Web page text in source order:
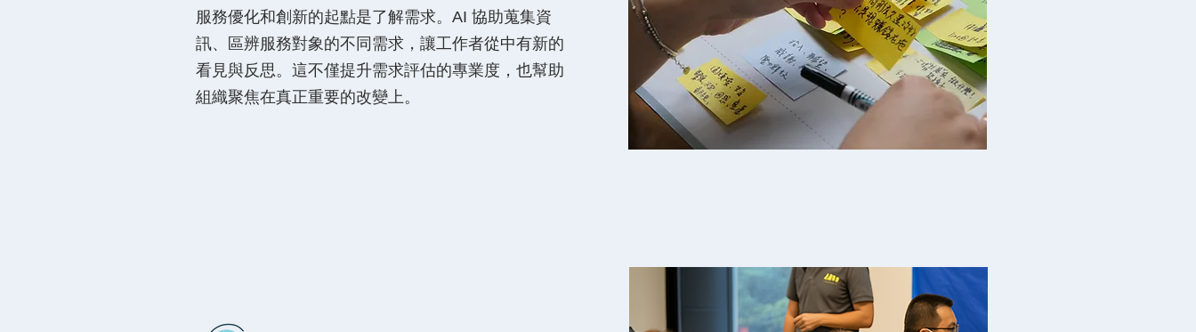
服務優化和創新的起點是了解需求。AI 協助蒐集資
訊、區辨服務對象的不同需求，讓工作者從中有新的
看見與反思。這不僅提升需求評估的專業度，也幫助
組織聚焦在真正重要的改變上。